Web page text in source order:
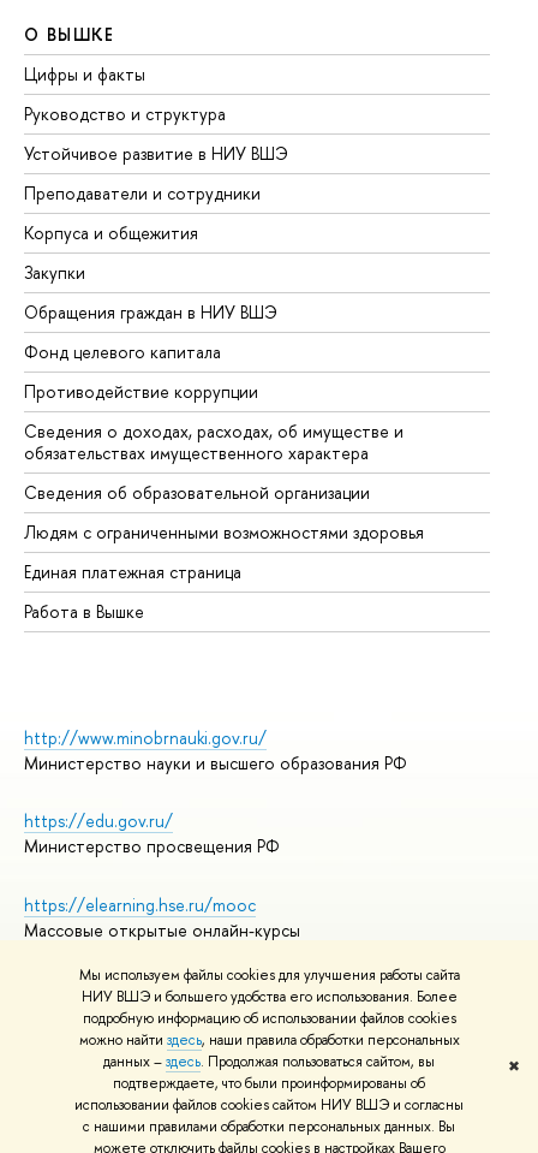
Мы используем файлы cookies для улучшения работы сайта
НИУ ВШЭ и большего удобства его использования. Более
подробную информацию об использовании файлов cookies
можно найти здесь, наши правила обработки персональных
данных –здесь. Продолжая пользоваться сайтом, вы
подтверждаете, что были проинформированы об
использовании файлов cookies сайтом НИУ ВШЭ и согласны
с нашими правилами обработки персональных данных. Вы
можете отключить файлы cookies в настройках Вашего
✖
О ВЫШКЕ
Цифры и факты
Руководство и структура
Устойчивое развитие в НИУ ВШЭ
Преподаватели и сотрудники
Корпуса и общежития
Закупки
Обращения граждан в НИУ ВШЭ
Фонд целевого капитала
Противодействие коррупции
Сведения о доходах, расходах, об имуществе и
обязательствах имущественного характера
Сведения об образовательной организации
Людям с ограниченными возможностями здоровья
Единая платежная страница
Работа в Вышке
http://www.minobrnauki.gov.ru/
Министерство науки и высшего образования РФ
https://edu.gov.ru/
Министерство просвещения РФ
https://elearning.hse.ru/mooc
Массовые открытые онлайн-курсы
© НИУ ВШЭ 1993–2026
Адреса и контакты
Условия использования материалов
Политика конфиденциальности
Правила применения рекомендательных технологий в НИУ ВШЭ
Карта сайта